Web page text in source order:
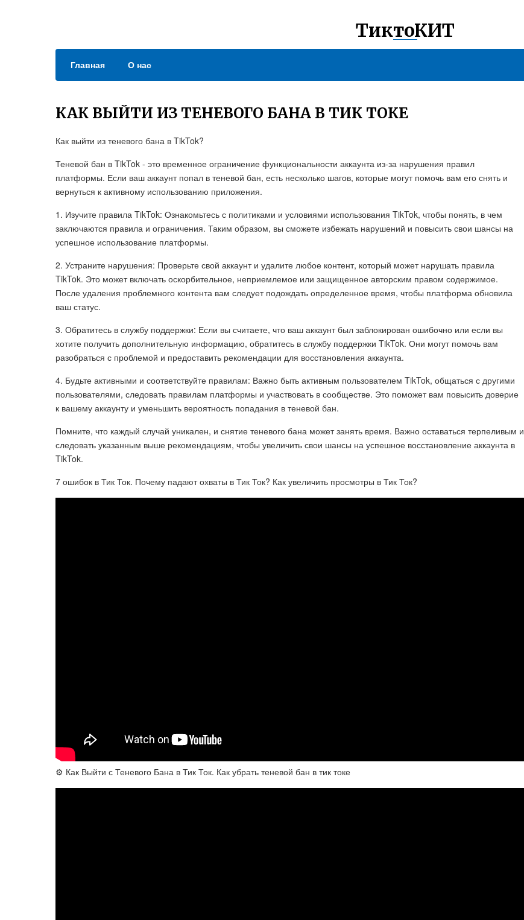
ТиктоКИТ
Главная О нас
КАК ВЫЙТИ ИЗ ТЕНЕВОГО БАНА В ТИК ТОКЕ
Как выйти из теневого бана в TikTok?
Теневой бан в TikTok - это временное ограничение функциональности аккаунта из-за нарушения правил
платформы. Если ваш аккаунт попал в теневой бан, есть несколько шагов, которые могут помочь вам его снять и
вернуться к активному использованию приложения.
1. Изучите правила TikTok: Ознакомьтесь с политиками и условиями использования TikTok, чтобы понять, в чем
заключаются правила и ограничения. Таким образом, вы сможете избежать нарушений и повысить свои шансы на
успешное использование платформы.
2. Устраните нарушения: Проверьте свой аккаунт и удалите любое контент, который может нарушать правила
TikTok. Это может включать оскорбительное, неприемлемое или защищенное авторским правом содержимое.
После удаления проблемного контента вам следует подождать определенное время, чтобы платформа обновила
ваш статус.
3. Обратитесь в службу поддержки: Если вы считаете, что ваш аккаунт был заблокирован ошибочно или если вы
хотите получить дополнительную информацию, обратитесь в службу поддержки TikTok. Они могут помочь вам
разобраться с проблемой и предоставить рекомендации для восстановления аккаунта.
4. Будьте активными и соответствуйте правилам: Важно быть активным пользователем TikTok, общаться с другими
пользователями, следовать правилам платформы и участвовать в сообществе. Это поможет вам повысить доверие
к вашему аккаунту и уменьшить вероятность попадания в теневой бан.
Помните, что каждый случай уникален, и снятие теневого бана может занять время. Важно оставаться терпеливым и
следовать указанным выше рекомендациям, чтобы увеличить свои шансы на успешное восстановление аккаунта в
TikTok.
7 ошибок в Тик Ток. Почему падают охваты в Тик Ток? Как увеличить просмотры в Тик Ток?
⚙️ Как Выйти с Теневого Бана в Тик Ток. Как убрать теневой бан в тик токе